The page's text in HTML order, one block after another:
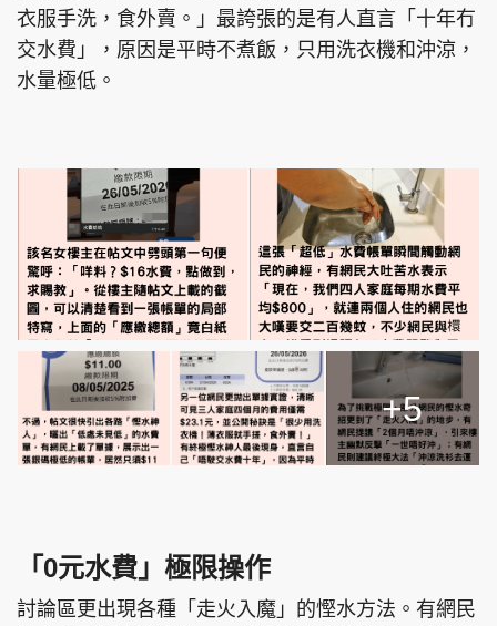
關於我們
聯絡我們
隱私政策聲明
使用條款
版權及免責聲明
Copyright © 東周網 版權所有 . 不得轉載
©Eastweek.com.hk. All rights reserved.
衣服手洗，食外賣。」最誇張的是有人直言「十年冇
交水費」，原因是平時不煮飯，只用洗衣機和沖涼，
水量極低。
+5
「0元水費」極限操作
討論區更出現各種「走火入魔」的慳水方法。有網民